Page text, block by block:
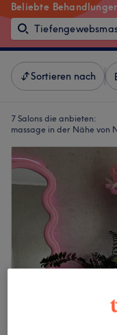
Beliebte
Sortieren nach
7 Salons die anbieten:
massage in der Nähe von